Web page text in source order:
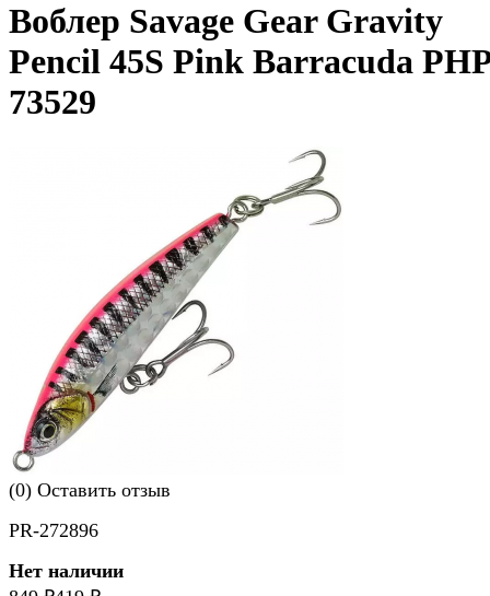
Воблер Savage Gear Gravity
Pencil 45S Pink Barracuda PHP
73529
(0) Оставить отзыв
PR-272896
Нет наличии